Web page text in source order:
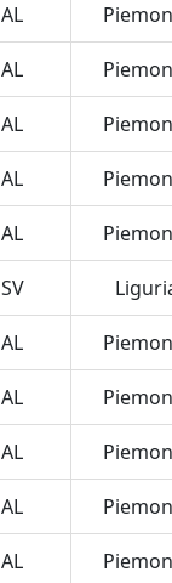
AL
AL
AL
AL
AL
SV
AL
AL
AL
AL
AL